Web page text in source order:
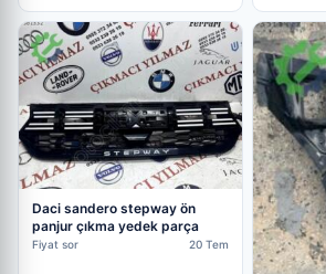
Daci sandero stepway ön
panjur çıkma yedek parça
Fiyat sor 20 Tem